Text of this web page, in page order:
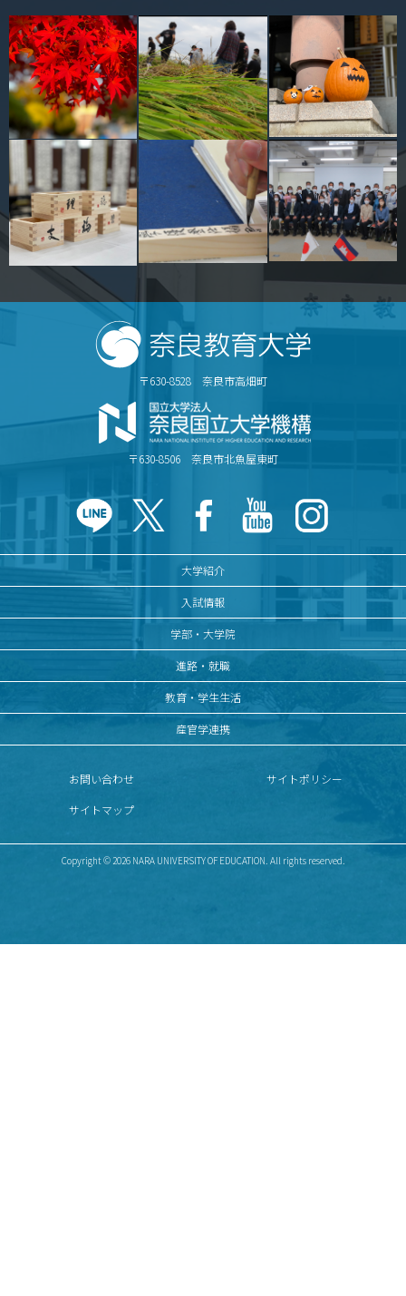
〒630-8528 奈良市高畑町
〒630-8506 奈良市北魚屋東町
大学紹介
入試情報
学部・大学院
進路・就職
教育・学生生活
産官学連携
お問い合わせ
サイトポリシー
サイトマップ
Copyright © 2026 NARA UNIVERSITY OF EDUCATION. All rights reserved.